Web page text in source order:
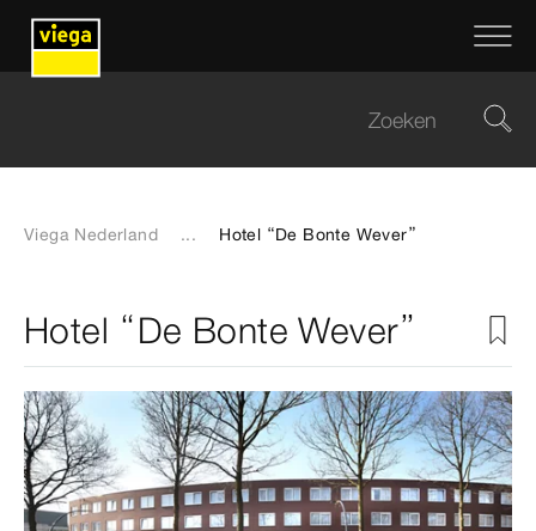
Viega Nederland ... Hotel “De Bonte Wever”
Hotel “De Bonte Wever”